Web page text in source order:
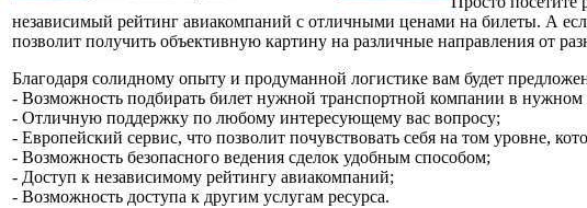
независимый рейтинг авиакомпаний с отличными ценами на билеты. А
позволит получить объективную картину на различные направления от
Благодаря солидному опыту и продуманной логистике вам будет
- Возможность подбирать билет нужной транспортной компании в
- Отличную поддержку по любому интересующему вас вопросу;
- Европейский сервис, что позволит почувствовать себя на том уровне,
- Возможность безопасного ведения сделок удобным способом;
- Доступ к независимому рейтингу авиакомпаний;
- Возможность доступа к другим услугам ресурса.